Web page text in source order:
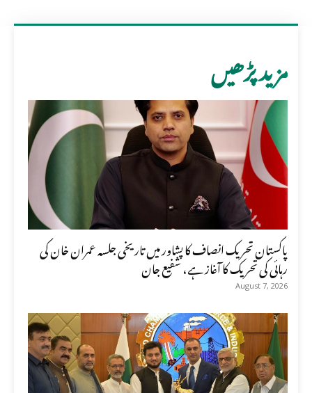
مزید پڑھیں
پاکستان تحریک انصاف کا پشاور میں تاریخی جلسہ عمران خان کی
رہائی کی تحریک کا آغاز ہے، شفیع جان
August 7, 2026